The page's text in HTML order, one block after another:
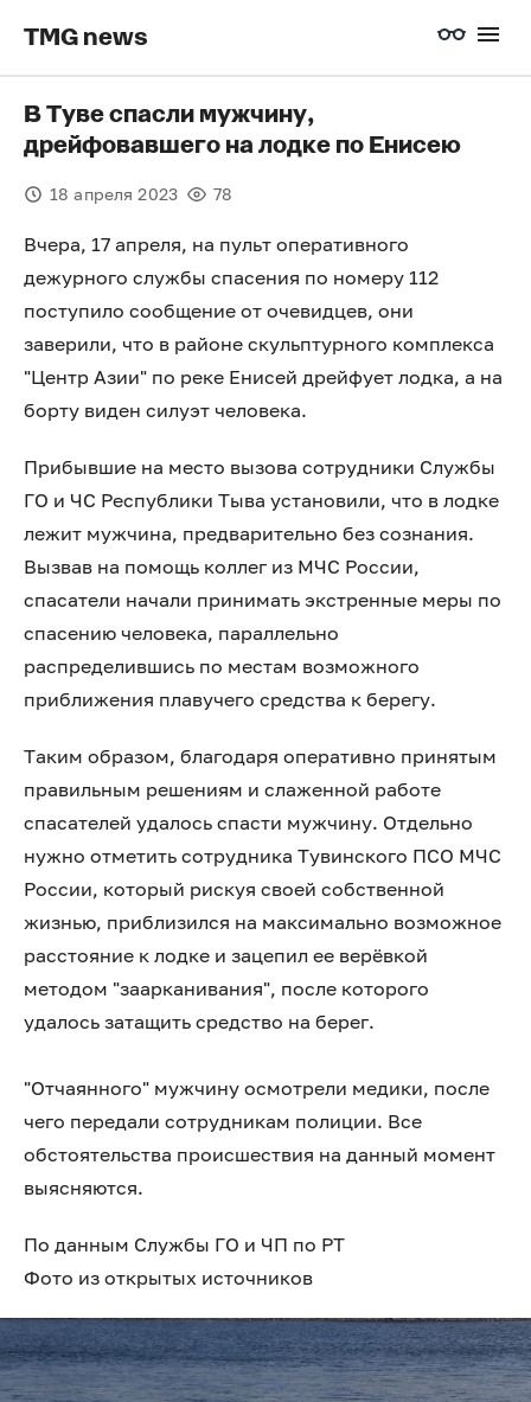
TMG news
В Туве спасли мужчину,
дрейфовавшего на лодке по Енисею
18 апреля 2023 78
Вчера, 17 апреля, на пульт оперативного
дежурного службы спасения по номеру 112
поступило сообщение от очевидцев, они
заверили, что в районе скульптурного комплекса
"Центр Азии" по реке Енисей дрейфует лодка, а на
борту виден силуэт человека.
Прибывшие на место вызова сотрудники Службы
ГО и ЧС Республики Тыва установили, что в лодке
лежит мужчина, предварительно без сознания.
Вызвав на помощь коллег из МЧС России,
спасатели начали принимать экстренные меры по
спасению человека, параллельно
распределившись по местам возможного
приближения плавучего средства к берегу.
Таким образом, благодаря оперативно принятым
правильным решениям и слаженной работе
спасателей удалось спасти мужчину. Отдельно
нужно отметить сотрудника Тувинского ПСО МЧС
России, который рискуя своей собственной
жизнью, приблизился на максимально возможное
расстояние к лодке и зацепил ее верёвкой
методом "заарканивания", после которого
удалось затащить средство на берег.
"Отчаянного" мужчину осмотрели медики, после
чего передали сотрудникам полиции. Все
обстоятельства происшествия на данный момент
выясняются.
По данным Службы ГО и ЧП по РТ
Фото из открытых источников